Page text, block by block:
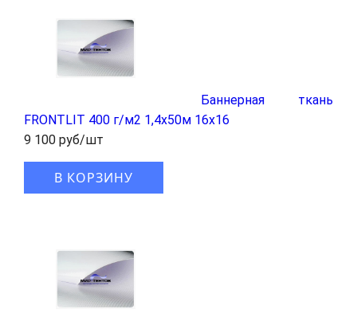
Баннерная ткань
FRONTLIT 400 г/м2 1,4x50м 16x16
9 100 руб/шт
В КОРЗИНУ